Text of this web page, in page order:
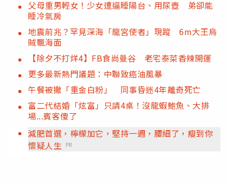
父母重男輕女！少女遭逼睡陽台、用尿壺 弟卻能
睡冷氣房
地震前兆？罕見深海「龍宮使者」現蹤 6m大王烏
賊飄海面
【除夕不打烊4】FB食尚曼谷 老宅泰菜香辣開運
更多最新熱門議題：中聯致癌油風暴
午餐被撒「重金白粉」 同事昏迷4年離奇死亡
富二代結婚「炫富」只請4桌！沒龍蝦鮑魚、大排
場...賓客傻了
減肥首選，檸檬加它，堅持一週，腰細了，瘦到你
懷疑人生 PR